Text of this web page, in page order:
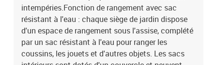
(L x l x é)La livraison contient :3 x siège central incluant une
fonction de rangement avec un sac résistant à l'eau1 x siège
d'angle avec fonction de rangement et sac résistant à l'eau2 x
canapé d'accoudoir avec fonction de rangement et sac résistant à
l'eau1 x repose-pieds incluant une fonction de rangement avec un
sac résistant à l'eau1 x table7 x coussin de dossier7 x coussin de
intempéries.Fonction de rangement avec sac
résistant à l'eau : chaque siège de jardin dispose
d'un espace de rangement sous l'assise, complété
par un sac résistant à l'eau pour ranger les
coussins, les jouets et d'autres objets. Les sacs